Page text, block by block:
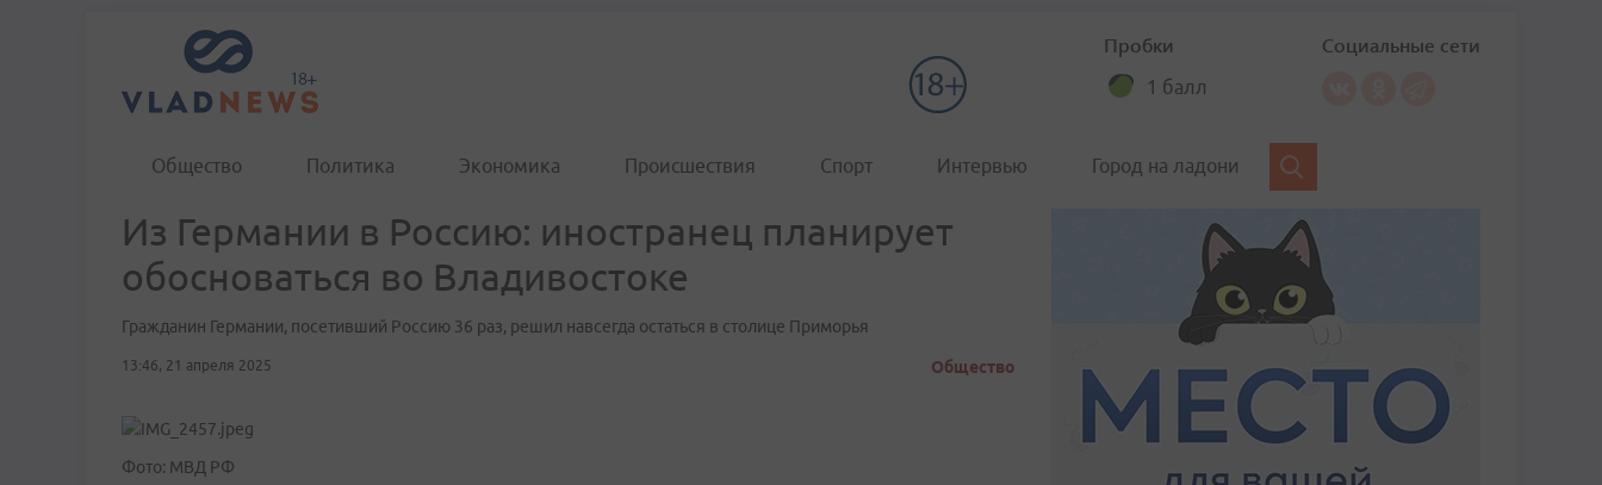
Пробки
1 балл
Социальные сети
Общество Политика Экономика Происшествия Спорт Интервью Город на ладони
Из Германии в Россию: иностранец планирует
обосноваться во Владивостоке
Гражданин Германии, посетивший Россию 36 раз, решил навсегда остаться в столице Приморья
13:46, 21 апреля 2025 Общество
Фото: МВД РФ